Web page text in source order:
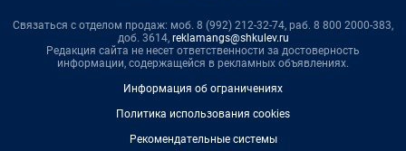
Связаться с отделом продаж: моб. 8 (992) 212-32-74, раб. 8 800 2000-383,
доб. 3614, reklamangs@shkulev.ru
Редакция сайта не несет ответственности за достоверность
информации, содержащейся в рекламных объявлениях.
Информация об ограничениях
Политика использования cookies
Рекомендательные системы